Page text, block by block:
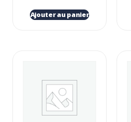
Ajouter au panier